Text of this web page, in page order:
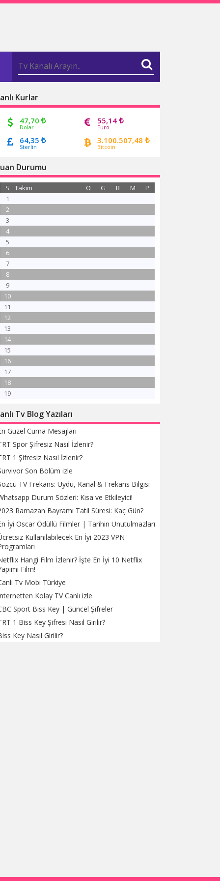
Kurlar
47,70
Dolar
55,14
Euro
64,35
Sterlin
3.100.507,48
Bitcoin
Durumu
S Takım P
M
B
G
O
1
2
3
4
5
6
7
8
9
10
11
12
13
14
15
16
17
18
19
Tv Blog Yazıları
Güzel Cuma Mesajları
Spor Şifresiz Nasıl İzlenir?
1 Şifresiz Nasıl İzlenir?
Son Bölüm izle
TV Frekans: Uydu, Kanal & Frekans Bilgisi
Durum Sözleri: Kısa ve Etkileyici!
Ramazan Bayramı Tatil Süresi: Kaç Gün?
İyi Oscar Ödüllü Filmler | Tarihin Unutulmazları
Kullanılabilecek En İyi 2023 VPN
Hangi Film İzlenir? İşte En İyi 10 Netflix
Film!
Tv Mobi Türkiye
Kolay TV Canlı izle
Sport Biss Key | Güncel Şifreler
1 Biss Key Şifresi Nasıl Girilir?
Key Nasıl Girilir?